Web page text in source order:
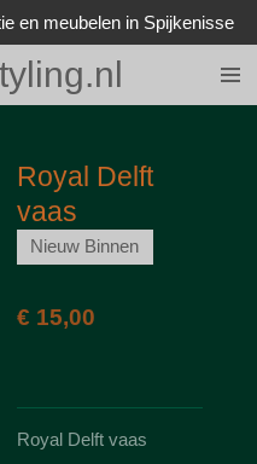
en meubelen in Spijkenisse
Royal Delft
vaas
Nieuw Binnen
€ 15,00
Royal Delft vaas